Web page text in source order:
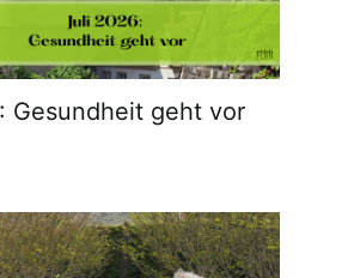
Gesundheit geht vor